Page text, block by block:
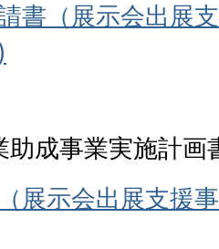
書（展示会出展
助成事業実施計画
展示会出展支援